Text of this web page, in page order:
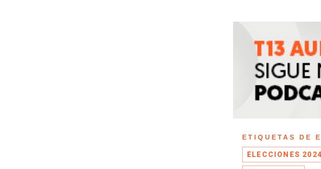
ETIQUETAS DE
ELECCIONES 2024